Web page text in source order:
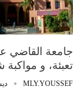
جامعة القاضي
تعبئة، و مواكبة
MLY.YOUSSEF